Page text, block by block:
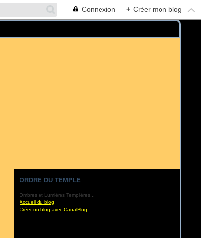
Connexion + Créer mon blog
ORDRE DU TEMPLE
Ombres et Lumières Templières...
Accueil du blog
Créer un blog avec CanalBlog